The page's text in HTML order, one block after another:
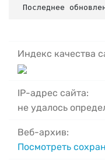
Последнее
Индекс качества
IP-адрес сайта:
не удалось
Веб-архив:
Посмотреть